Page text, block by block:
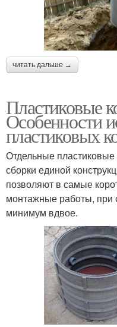
читать дальше →
Пластиковые
Особенности
пластиковых
Отдельные пластиковые
сборки единой
позволяют в самые
монтажные работы, при
минимум вдвое.